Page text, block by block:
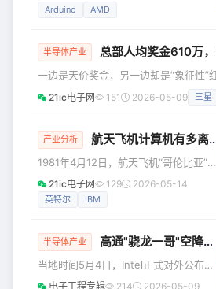
于提升效率和可扩展性。本文将探讨内
设计
自己的成果，创造出更适合用户的产
借此能为你带来更多创新和灵感。以下
算资源中心 贸泽电子推出内容丰富的边
缘计算资源中心，为工程师提供业界新
理世界的交互方式，将计算处理推近数
据生成源头，降低对云优
Arduino AMD
半导体产业 总部人均奖金610万，中国厂却一毛不拔
一边是天价奖金，另一边却是“象征性”
的“同工不同酬”终于引爆了中国员工的
人直呼“羡慕哭”。 可谁能想到，同一公
士中国工厂的员工，却连一份额外奖金
下，他们集体提出了涨薪诉求，要求
遇差距
21ic电子网 151 2026-05-09 三星
产业分析 航天飞机计算机有多离谱？5台同时运行，还要互相“投票”
1981年4月12日，航天飞机“哥伦比亚”号
首次升空。很多人记住的是火箭尾焰、
宇航员和NASA，但真正控制这架航天飞
IBM System/4 Pi。 计算机型号为AP-
天提起IBM，人们想到的大多是PC、服
21ic电子网 129 2026-05-14
英特尔 IBM
半导体产业 高通"骁龙一哥"空降英特尔，执掌PC+物理AI
当地时间5月4日，Intel正式对外公布两
项核心高管任命，全面强化核心业务布
电子工程专辑 214 2026-05-09